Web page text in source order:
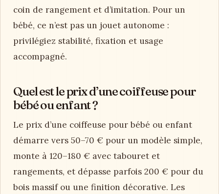
coin de rangement et d’imitation. Pour un
bébé, ce n’est pas un jouet autonome :
privilégiez stabilité, fixation et usage
accompagné.
Quel est le prix d’une coiffeuse pour
bébé ou enfant ?
Le prix d’une coiffeuse pour bébé ou enfant
démarre vers 50–70 € pour un modèle simple,
monte à 120–180 € avec tabouret et
rangements, et dépasse parfois 200 € pour du
bois massif ou une finition décorative. Les